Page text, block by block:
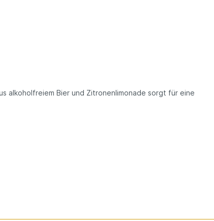
alkoholfreiem Bier und Zitronenlimonade sorgt für eine